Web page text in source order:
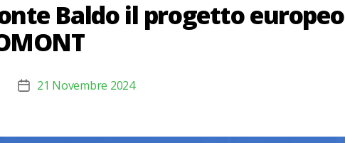
Baldo il progetto europeo
Data21 Novembre 2024